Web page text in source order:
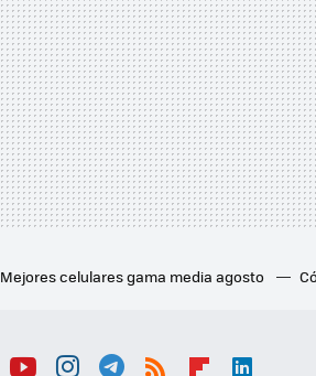
Mejores celulares gama media agosto